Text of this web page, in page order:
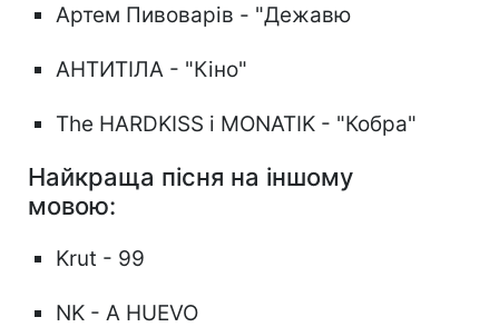
Артем Пивоварів - "Дежавю
АНТИТІЛА - "Кіно"
The HARDKISS і MONATIK - "Кобра"
Найкраща пісня на іншому
мовою:
Krut - 99
NK - A HUEVO